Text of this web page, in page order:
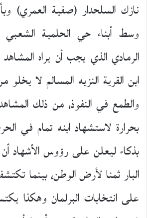
نازك السلحدار (صفية العمري)
وسط أبناء حي الحلمية
الرمادي الذي يجب أن يراه
ابن القرية النزيه المسالم لا
والطمع في النفوذ، من ذلك
بحرارة لاستشهاد ابنه تمام في
بذكاء ليعلن على رؤوس الأشهاد
البار ثمنا لأرض الوطن، بينما
على انتخابات البرلمان وهكذا